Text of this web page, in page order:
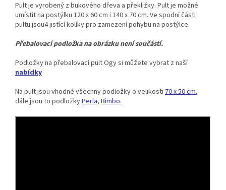
Pult je vyrobený z bukového dřeva a překližky. Pult je možné
umístit na postýlku 120 x 60 cm i 140 x 70 cm. Ve spodní části
pultu jsou4 jistící kolíky pro zamezení pohybu na postýlce.
Přebalovací podložka na obrázku není součástí.
Podložky na přebalovací pult Ogy si můžete vybrat z naší
nabídky
Na pult jsou vhodné všechny podložky o velikosti 70 x 50 cm,
dále jsou to podložkyPerla, Bimbo.